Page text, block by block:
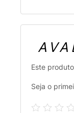
Este
Seja o